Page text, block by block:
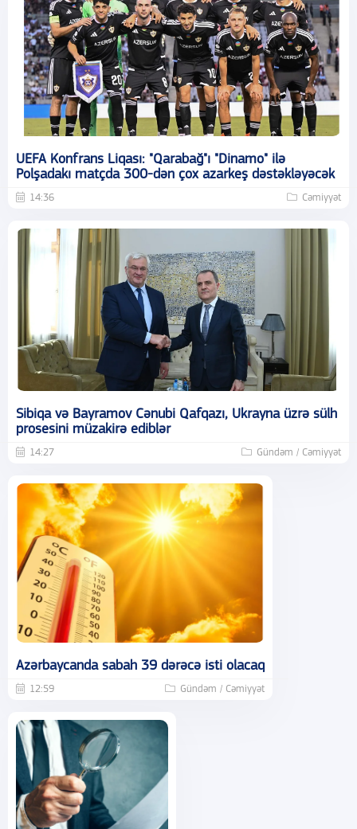
UEFA Konfrans Liqası: "Qarabağ"ı "Dinamo" ilə
Polşadakı matçda 300-dən çox azarkeş dəstəkləyəcək
14:36 Cəmiyyət
Sibiqa və Bayramov Cənubi Qafqazı, Ukrayna üzrə sülh
prosesini müzakirə ediblər
14:27 Gündəm / Cəmiyyət
Azərbaycanda sabah 39 dərəcə isti olacaq
12:59 Gündəm / Cəmiyyət